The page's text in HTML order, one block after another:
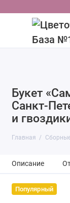
Букет
Санкт-
и
Главная
Описание
Популярный